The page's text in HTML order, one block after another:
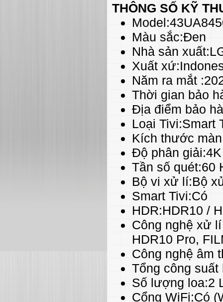
THÔNG SỐ KỸ
Màu sắc:Đen
Nhà sản
Xuất
Năm ra mắt
Thời gian bảo
Địa điểm bảo
Loại Tivi:Smart
Kích thước
Độ phân giải:4K
Tần số quét:60
Bộ vi xử lí:Bộ
Smart Tivi:Có
HDR:HDR10 /
Công nghệ xử
HDR10 Pro,
Công nghệ âm
Tổng công suất
Số lượng loa:2
Cổng WiFi:Có